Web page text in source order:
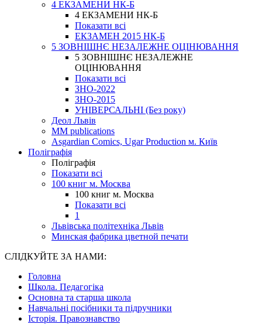
4 ЕКЗАМЕНИ НК-Б
4 ЕКЗАМЕНИ НК-Б
Показати всі
ЕКЗАМЕН 2015 НК-Б
5 ЗОВНІШНЄ НЕЗАЛЕЖНЕ ОЦІНЮВАННЯ
5 ЗОВНІШНЄ НЕЗАЛЕЖНЕ
ОЦІНЮВАННЯ
Показати всі
ЗНО-2022
ЗНО-2015
УНІВЕРСАЛЬНІ (Без року)
Деол Львів
MM publications
Asgardian Comics, Ugar Production м. Київ
Поліграфія
Поліграфія
Показати всі
100 книг м. Москва
100 книг м. Москва
Показати всі
1
Львівська політехніка Львів
Минская фабрика цветной печати
СЛІДКУЙТЕ ЗА НАМИ:
Головна
Школа. Педагогіка
Основна та старша школа
Навчальні посібники та підручники
Історія. Правознавство